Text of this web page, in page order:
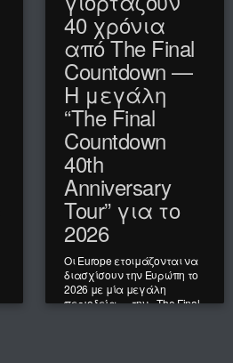
40 χρόνια
από The Final
Countdown —
Η μεγάλη
“The Final
Countdown
40th
Anniversary
Tour” για το
2026
Οι Europe ετοιμάζονται να
διασχίσουν την Ευρώπη το
2026 με μία μεγάλη
περιοδεία — την «The Final